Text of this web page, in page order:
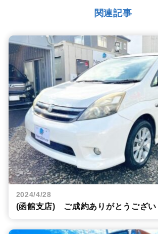
関連記事
2024/4/28
(函館支店) ご成約ありがとうござい